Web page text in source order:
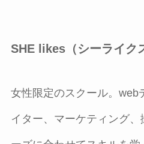
SHE likes（シーライク
女性限定のスクール。web
イター、マーケティング